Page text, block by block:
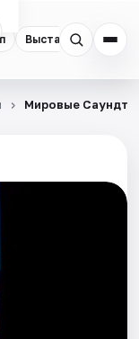
Выставки
Мировые